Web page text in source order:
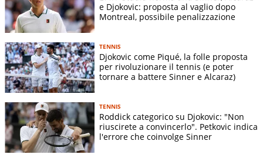
28/01
Open
QF
Musetti (ITA)
V
3-1
Australian
Open
01/02
Australian
Open
F
Carlos Alcaraz
(ESP)
S
6-2 2-6
3-6 5-7
07/03
BNP Paribas
Open
32mi
(POL)
6-2
09/03
BNP Paribas
Open
Aleksandar
e Djokovic: proposta al vaglio dopo
Montreal, possibile penalizzazione
TENNIS
Djokovic come Piqué, la folle proposta
per rivoluzionare il tennis (e poter
tornare a battere Sinner e Alcaraz)
TENNIS
Roddick categorico su Djokovic: "Non
riuscirete a convincerlo". Petkovic indica
l'errore che coinvolge Sinner